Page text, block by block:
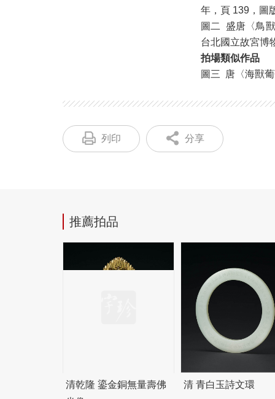
年，頁 139，圖
圖二 盛唐〈鳥
台北國立故宮博
拍場類似作品
圖三 唐〈海獸
列印 分享
推薦拍品
清乾隆 鎏金銅無量壽佛
清 青白玉詩文環